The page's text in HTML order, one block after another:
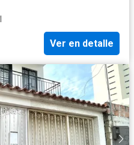
Ver en detalle